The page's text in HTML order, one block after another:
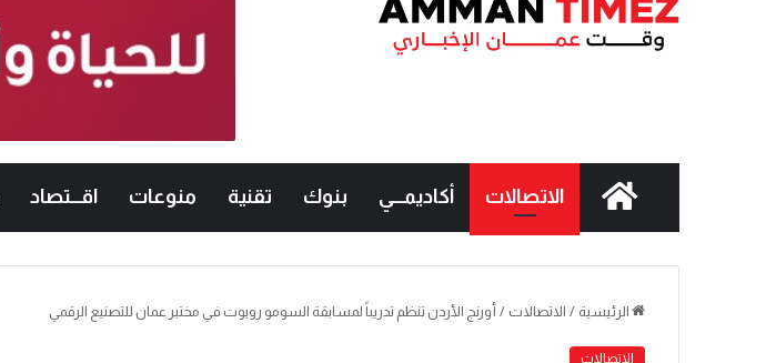
الاتصالات أكاديمـــي بنوك تقنية منوعات اقـــتصاد
الرئيسية / الاتصالات / أورنج الأردن تنظم تدريباً لمسابقة السومو روبوت في مختبر عمان للتصنيع الرقمي
الاتصالات